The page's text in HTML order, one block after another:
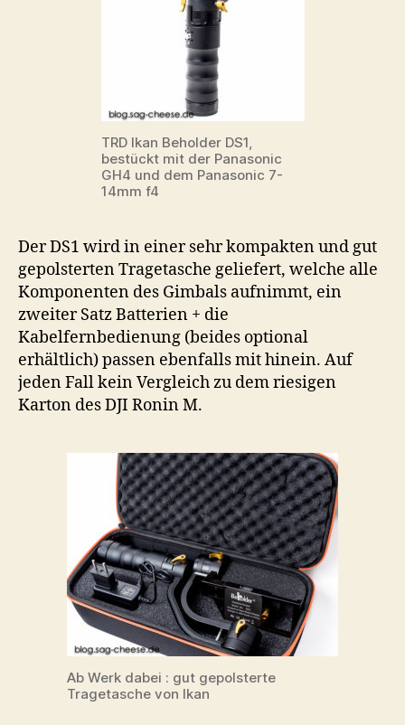
TRD Ikan Beholder DS1,
bestückt mit der Panasonic
GH4 und dem Panasonic 7-
14mm f4
Der DS1 wird in einer sehr kompakten und gut
gepolsterten Tragetasche geliefert, welche alle
Komponenten des Gimbals aufnimmt, ein
zweiter Satz Batterien + die
Kabelfernbedienung (beides optional
erhältlich) passen ebenfalls mit hinein. Auf
jeden Fall kein Vergleich zu dem riesigen
Karton des DJI Ronin M.
Ab Werk dabei : gut gepolsterte
Tragetasche von Ikan